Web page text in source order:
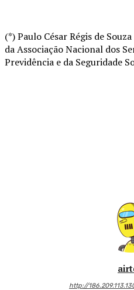
(*) Paulo César Régis de
da Associação Nacional dos
Previdência e da Seguridade
http://